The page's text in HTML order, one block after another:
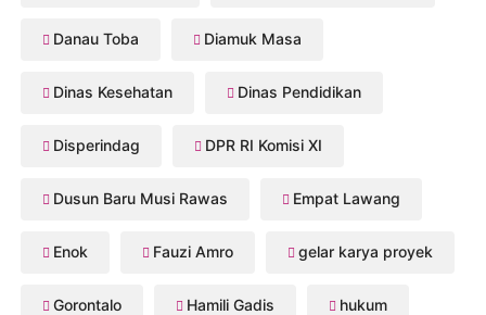
Danau Toba Diamuk Masa
Dinas Kesehatan Dinas Pendidikan
Disperindag DPR RI Komisi XI
Dusun Baru Musi Rawas Empat Lawang
Enok Fauzi Amro gelar karya proyek
Gorontalo Hamili Gadis hukum